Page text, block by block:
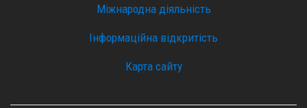
Міжнародна діяльність
Інформаційна відкритість
Карта сайту